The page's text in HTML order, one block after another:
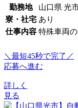
勤務地
山口県 光
寮・社宅 あり
仕事内容 特殊車両
＼最短45秒で完了／
応募へ進む
詳しく
見る